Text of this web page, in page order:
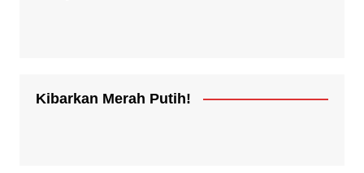
Kibarkan Merah Putih!